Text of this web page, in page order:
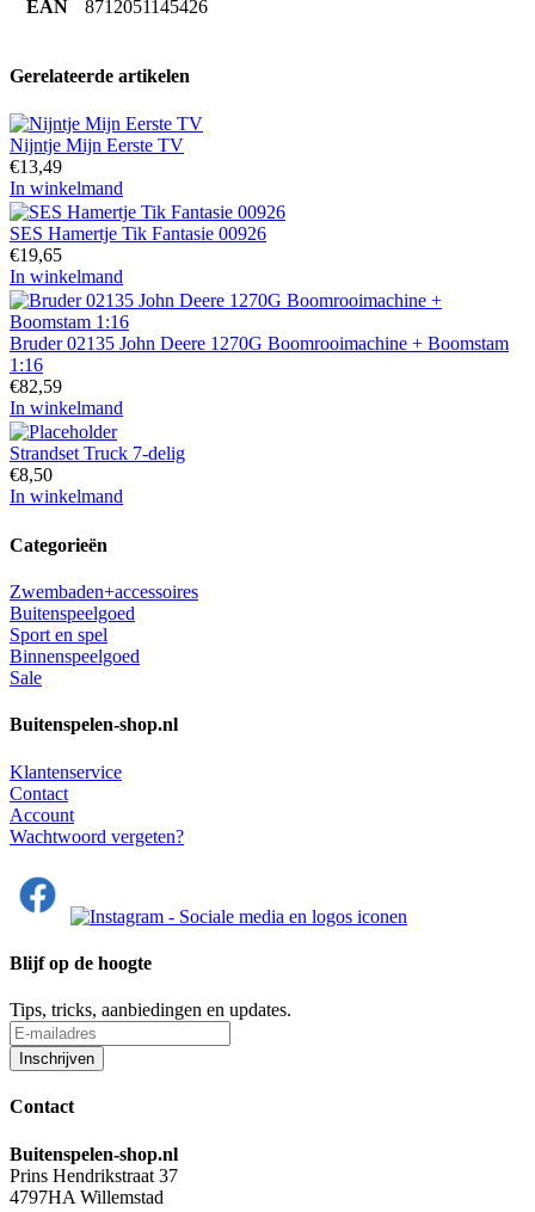
EAN 8712051145426
Gerelateerde artikelen
Nijntje Mijn Eerste TV
€13,49
In winkelmand
SES Hamertje Tik Fantasie 00926
€19,65
In winkelmand
Bruder 02135 John Deere 1270G Boomrooimachine + Boomstam
1:16
€82,59
In winkelmand
Strandset Truck 7-delig
€8,50
In winkelmand
Categorieën
Zwembaden+accessoires
Buitenspeelgoed
Sport en spel
Binnenspeelgoed
Sale
Buitenspelen-shop.nl
Klantenservice
Contact
Account
Wachtwoord vergeten?
Blijf op de hoogte
Tips, tricks, aanbiedingen en updates.
Contact
Buitenspelen-shop.nl
Prins Hendrikstraat 37
4797HA Willemstad